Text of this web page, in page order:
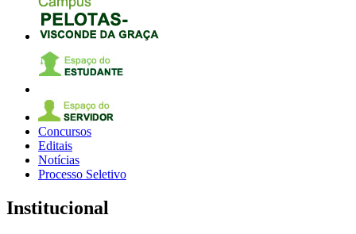
Concursos
Editais
Notícias
Processo Seletivo
Institucional